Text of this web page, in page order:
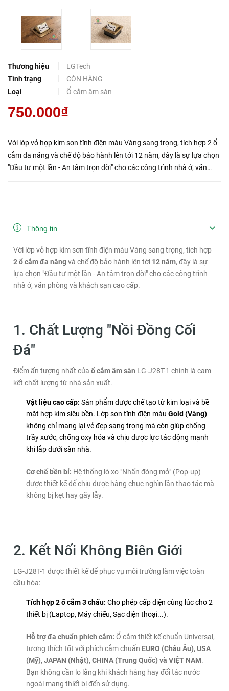
Thương hiệu
LGTech
Tình trạng
CÒN HÀNG
Loại
Ổ cắm âm sàn
750.000₫
Với lớp vỏ hợp kim sơn tĩnh điện màu Vàng sang trọng, tích hợp 2 ổ
cắm đa năng và chế độ bảo hành lên tới 12 năm, đây là sự lựa chọn
"Đầu tư một lần - An tâm trọn đời" cho các công trình nhà ở, văn
Thông tin
Với lớp vỏ hợp kim sơn tĩnh điện màu Vàng sang trọng, tích hợp
2 ổ cắm đa năngvà chế độ bảo hành lên tới 12 năm, đây là sự
lựa chọn "Đầu tư một lần - An tâm trọn đời" cho các công trình
nhà ở, văn phòng và khách sạn cao cấp.
1. Chất Lượng "Nồi Đồng Cối
Đá"
Điểm ấn tượng nhất của ổ cắm âm sàn LG-J28T-1 chính là cam
kết chất lượng từ nhà sản xuất.
Vật liệu cao cấp: Sản phẩm được chế tạo từ kim loại và bề
mặt hợp kim siêu bền. Lớp sơn tĩnh điện màu Gold (Vàng)
không chỉ mang lại vẻ đẹp sang trọng mà còn giúp chống
trầy xước, chống oxy hóa và chịu được lực tác động mạnh
khi lắp dưới sàn nhà.
Cơ chế bền bỉ: Hệ thống lò xo "Nhấn đóng mở" (Pop-up)
được thiết kế để chịu được hàng chục nghìn lần thao tác mà
không bị kẹt hay gãy lẫy.
2. Kết Nối Không Biên Giới
LG-J28T-1 được thiết kế để phục vụ môi trường làm việc toàn
cầu hóa:
Tích hợp 2 ổ cắm 3 chấu: Cho phép cấp điện cùng lúc cho 2
thiết bị (Laptop, Máy chiếu, Sạc điện thoại...).
Hỗ trợ đa chuẩn phích cắm: Ổ cắm thiết kế chuẩn Universal,
tương thích tốt với phích cắm chuẩn EURO (Châu Âu), USA
(Mỹ), JAPAN (Nhật), CHINA (Trung Quốc) và VIỆT NAM.
Bạn không cần lo lắng khi khách hàng hay đối tác nước
ngoài mang thiết bị đến sử dụng.